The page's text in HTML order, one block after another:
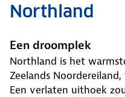
Northland
Een droomplek
Northland is het
Zeelands
Een verlaten uithoek